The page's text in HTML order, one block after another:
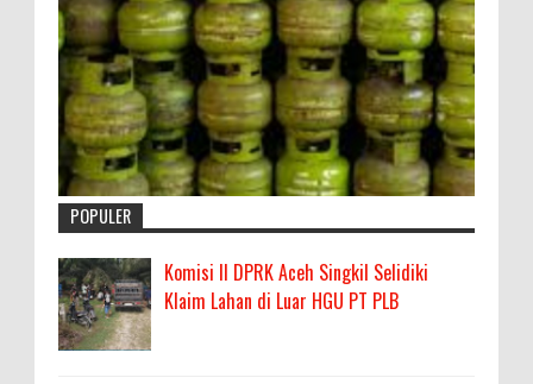
POPULER
Komisi II DPRK Aceh Singkil Selidiki
Klaim Lahan di Luar HGU PT PLB